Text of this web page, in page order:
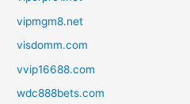
vipmgm8.net
visdomm.com
vvip16688.com
wdc888bets.com